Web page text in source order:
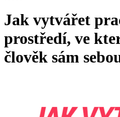
Jak vytvářet
prostředí, ve
člověk sám